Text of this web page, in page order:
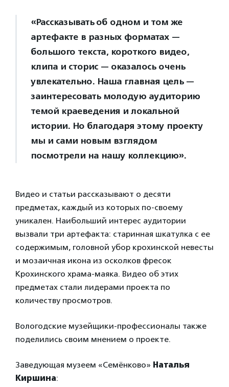
«Рассказывать об одном и том же
артефакте в разных форматах —
большого текста, короткого видео,
клипа и сторис — оказалось очень
увлекательно. Наша главная цель —
заинтересовать молодую аудиторию
темой краеведения и локальной
истории. Но благодаря этому проекту
мы и сами новым взглядом
посмотрели на нашу коллекцию».
Видео и статьи рассказывают о десяти
предметах, каждый из которых по-своему
уникален. Наибольший интерес аудитории
вызвали три артефакта: старинная шкатулка с ее
содержимым, головной убор крохинской невесты
и мозаичная икона из осколков фресок
Крохинского храма-маяка. Видео об этих
предметах стали лидерами проекта по
количеству просмотров.
Вологодские музейщики-профессионалы также
поделились своим мнением о проекте.
Заведующая музеем «Семёнково» Наталья
Киршина: